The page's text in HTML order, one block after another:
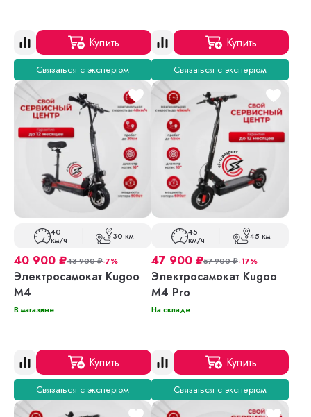
Купить
Связаться с экспертом
Купить
Связаться с экспертом
40
км/ч 30 км
40 900 ₽43 900₽-7%
Электросамокат Kugoo
M4
В магазине
Купить
Связаться с экспертом
45
км/ч 45 км
47 900 ₽57 900₽-17%
Электросамокат Kugoo
M4 Pro
На складе
Купить
Связаться с экспертом